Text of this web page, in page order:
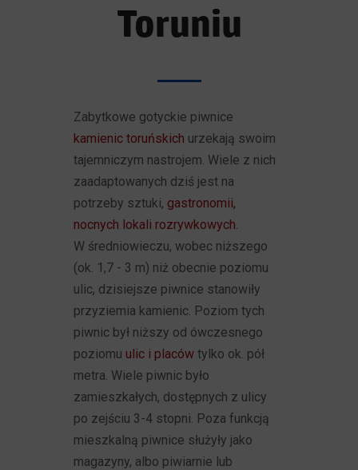
Toruniu
Zabytkowe gotyckie piwnice
kamienic toruńskich urzekają swoim
tajemniczym nastrojem. Wiele z nich
zaadaptowanych dziś jest na
potrzeby sztuki, gastronomii,
nocnych lokali rozrywkowych.
W średniowieczu, wobec niższego
(ok. 1,7 - 3 m) niż obecnie poziomu
ulic, dzisiejsze piwnice stanowiły
przyziemia kamienic. Poziom tych
piwnic był niższy od ówczesnego
poziomu ulic i placów tylko ok. pół
metra. Wiele piwnic było
zamieszkałych, dostępnych z ulicy
po zejściu 3-4 stopni. Poza funkcją
mieszkalną piwnice służyły jako
magazyny, albo piwiarnie lub